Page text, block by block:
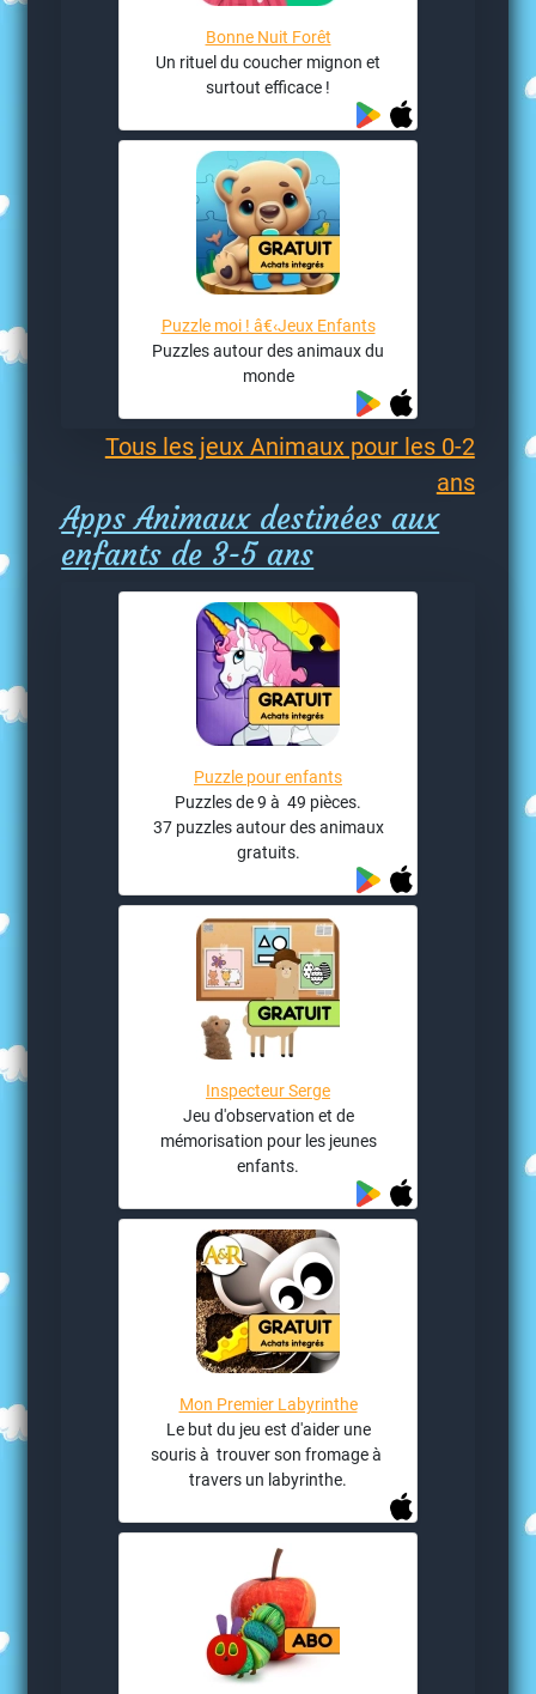
Bonne Nuit Forêt
Un rituel du coucher mignon et
surtout efficace !
Puzzle moi ! â€‹Jeux Enfants
Puzzles autour des animaux du
monde
Tous les jeux Animaux pour les 0-2
ans
Apps Animaux destinées aux
enfants de 3-5 ans
Puzzle pour enfants
Puzzles de 9 à 49 pièces.
37 puzzles autour des animaux
gratuits.
Inspecteur Serge
Jeu d'observation et de
mémorisation pour les jeunes
enfants.
Mon Premier Labyrinthe
Le but du jeu est d'aider une
souris à trouver son fromage à
travers un labyrinthe.